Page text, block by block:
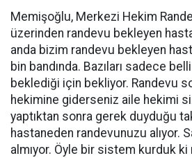
Memişoğlu, Merkezi Hekim
üzerinden randevu bekleyen
anda bizim randevu bekleyen
bin bandında. Bazıları sadece
beklediği için bekliyor. Randevu
hekimine giderseniz aile hekimi
yaptıktan sonra gerek duyduğu
hastaneden randevunuzu alıyor.
almıyor. Öyle bir sistem kurduk ki